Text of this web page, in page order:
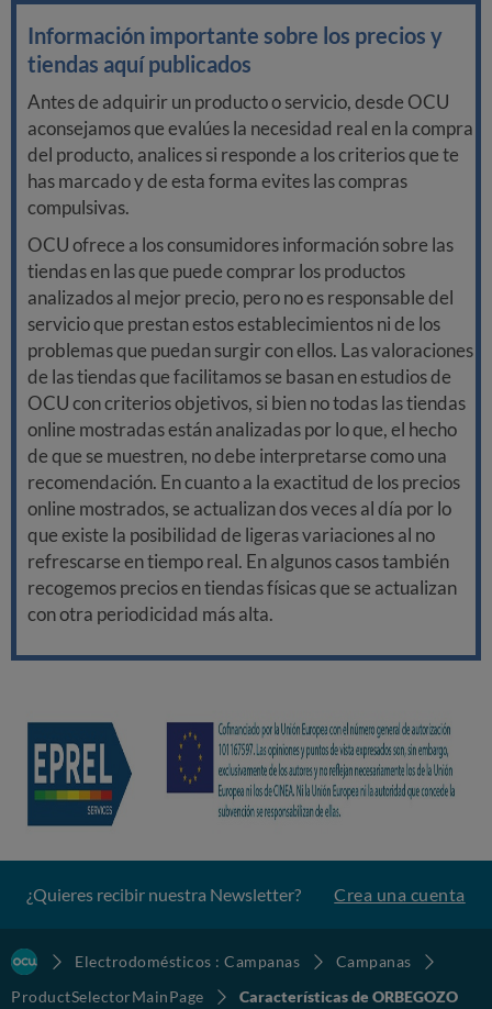
Información importante sobre los precios y
tiendas aquí publicados
Antes de adquirir un producto o servicio, desde OCU
aconsejamos que evalúes la necesidad real en la compra
del producto, analices si responde a los criterios que te
has marcado y de esta forma evites las compras
compulsivas.
OCU ofrece a los consumidores información sobre las
tiendas en las que puede comprar los productos
analizados al mejor precio, pero no es responsable del
servicio que prestan estos establecimientos ni de los
problemas que puedan surgir con ellos. Las valoraciones
de las tiendas que facilitamos se basan en estudios de
OCU con criterios objetivos, si bien no todas las tiendas
online mostradas están analizadas por lo que, el hecho
de que se muestren, no debe interpretarse como una
recomendación. En cuanto a la exactitud de los precios
online mostrados, se actualizan dos veces al día por lo
que existe la posibilidad de ligeras variaciones al no
refrescarse en tiempo real. En algunos casos también
recogemos precios en tiendas físicas que se actualizan
con otra periodicidad más alta.
¿Quieres recibir nuestra Newsletter? Crea una cuenta
Electrodomésticos : Campanas
Campanas
ProductSelectorMainPage
Características de ORBEGOZO